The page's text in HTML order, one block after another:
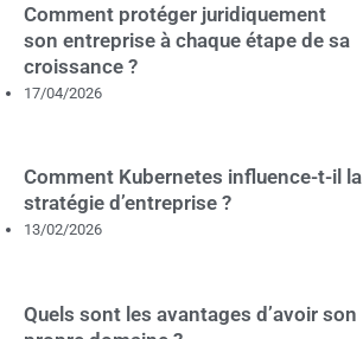
Comment protéger juridiquement
son entreprise à chaque étape de sa
croissance ?
17/04/2026
Comment Kubernetes influence-t-il la
stratégie d’entreprise ?
13/02/2026
Quels sont les avantages d’avoir son